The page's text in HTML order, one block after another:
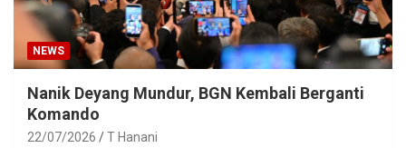
NEWS
Nanik Deyang Mundur, BGN Kembali Berganti
Komando
22/07/2026 T Hanani